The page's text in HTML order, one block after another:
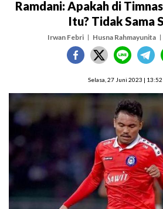
Ramdani: Apakah di
Itu? Tidak Sama
Irwan Febri Husna Rahmayunita
Selasa, 27 Juni 2023 |